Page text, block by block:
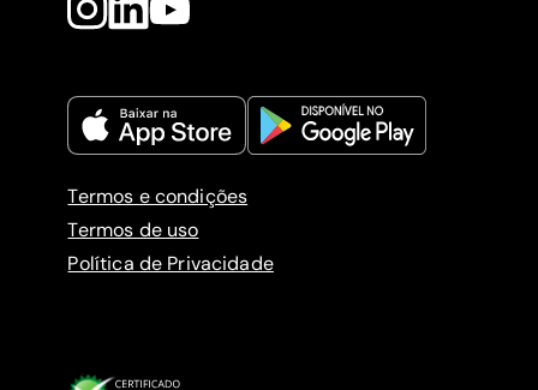
Termos e condições
Termos de uso
Política de Privacidade